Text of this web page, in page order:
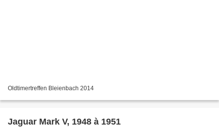
Oldtimertreffen Bleienbach 2014
Jaguar Mark V, 1948 à 1951